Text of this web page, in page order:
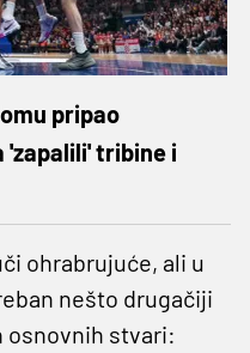
pripao
'zapalili' tribine i
ohrabrujuće, ali u
nešto drugačiji
osnovnih stvari: